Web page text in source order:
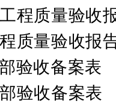
程质量验收
质量验收报
验收备案表
验收备案表